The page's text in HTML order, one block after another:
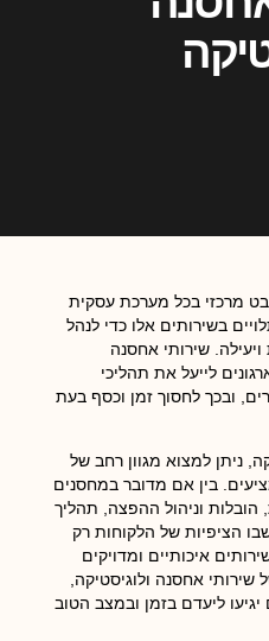
מרכזי בכל מערכת עסקית
בשירותים אלו כדי לנהל
שירותי אחסנה
לייעל את תהליכי
ובכך לחסוך זמן וכסף בעת
ניתן למצוא מגוון רחב של
בין אם מדובר במחסנים
וניהול ההפצה, תהליך
הציפיות של הלקוחות רק
איכותיים ומדויקים
אחסנה ולוגיסטיקה,
ליעדם בזמן ובמצב הטוב